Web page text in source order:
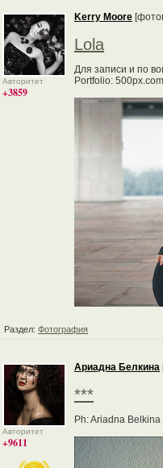
Авторитет
+3859
Kerry Moore
Lola
Для записи и по
Portfolio:
Раздел: Фотография
Авторитет
+9611
Ариадна Белкина
***
Ph: Ariadna Belkina